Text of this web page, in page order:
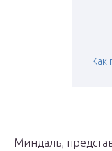
Как
Миндаль,